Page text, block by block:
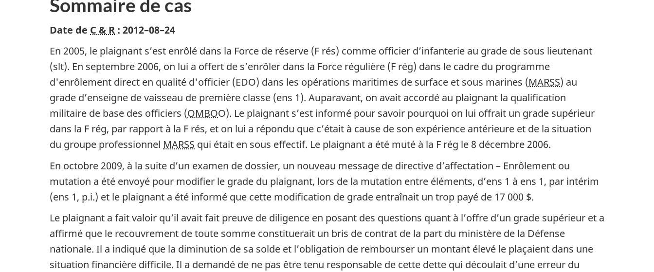
Sommaire de cas
Date de C & R : 2012–08–24
En 2005, le plaignant s’est enrôlé dans la Force de réserve (F rés) comme officier d’infanterie au grade de sous lieutenant
(slt). En septembre 2006, on lui a offert de s’enrôler dans la Force régulière (F rég) dans le cadre du programme
d'enrôlement direct en qualité d'officier (EDO) dans les opérations maritimes de surface et sous marines (MARSS) au
grade d’enseigne de vaisseau de première classe (ens 1). Auparavant, on avait accordé au plaignant la qualification
militaire de base des officiers (QMBOO). Le plaignant s’est informé pour savoir pourquoi on lui offrait un grade supérieur
dans la F rég, par rapport à la F rés, et on lui a répondu que c’était à cause de son expérience antérieure et de la situation
du groupe professionnel MARSS qui était en sous effectif. Le plaignant a été muté à la F rég le 8 décembre 2006.
En octobre 2009, à la suite d’un examen de dossier, un nouveau message de directive d’affectation – Enrôlement ou
mutation a été envoyé pour modifier le grade du plaignant, lors de la mutation entre éléments, d’ens 1 à ens 1, par intérim
(ens 1, p.i.) et le plaignant a été informé que cette modification de grade entraînait un trop payé de 17 000 $.
Le plaignant a fait valoir qu’il avait fait preuve de diligence en posant des questions quant à l’offre d’un grade supérieur et a
affirmé que le recouvrement de toute somme constituerait un bris de contrat de la part du ministère de la Défense
nationale. Il a indiqué que la diminution de sa solde et l’obligation de rembourser un montant élevé le plaçaient dans une
situation financière difficile. Il a demandé de ne pas être tenu responsable de cette dette qui découlait d’une erreur du